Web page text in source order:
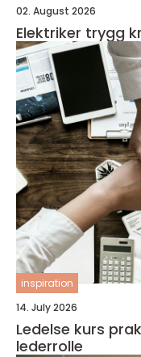
02. August 2026
Elektriker
inspiration
14. July 2026
Ledelse kurs praktisk veien til tryggere
lederrolle